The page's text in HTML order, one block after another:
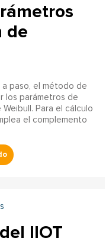
de
paso, el método de
los parámetros de
Para el cálculo
el complemento
IIOT